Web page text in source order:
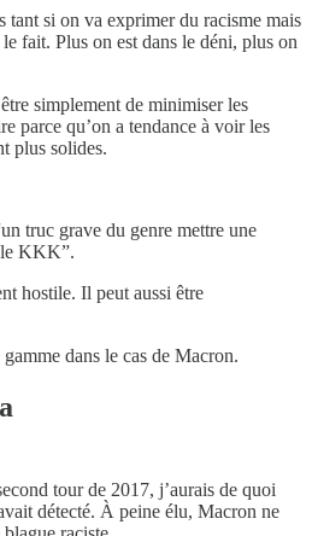
tant si on va exprimer du racisme mais
fait. Plus on est dans le déni, plus on
simplement de minimiser les
parce qu’on a tendance à voir les
plus solides.
truc grave du genre mettre une
le KKK”.
hostile. Il peut aussi être
dans le cas de Macron.
tour de 2017, j’aurais de quoi
détecté. À peine élu, Macron ne